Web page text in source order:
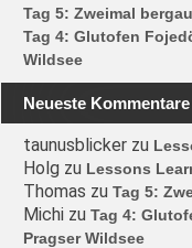
Tag 5: Zweimal
Tag 4: Glutofen
Wildsee
Neueste Kommentare
taunusblicker zu
Holg zu Lessons
Thomas zu Tag 5:
Michi zu Tag 4:
Pragser Wildsee